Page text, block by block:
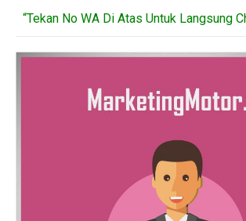
“Tekan No WA Di Atas Untuk Langsung